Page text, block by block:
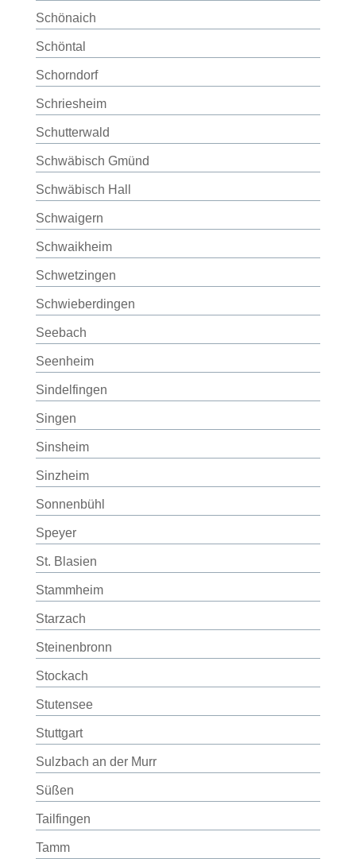
Schönaich
Schöntal
Schorndorf
Schriesheim
Schutterwald
Schwäbisch Gmünd
Schwäbisch Hall
Schwaigern
Schwaikheim
Schwetzingen
Schwieberdingen
Seebach
Seenheim
Sindelfingen
Singen
Sinsheim
Sinzheim
Sonnenbühl
Speyer
St. Blasien
Stammheim
Starzach
Steinenbronn
Stockach
Stutensee
Stuttgart
Sulzbach an der Murr
Süßen
Tailfingen
Tamm